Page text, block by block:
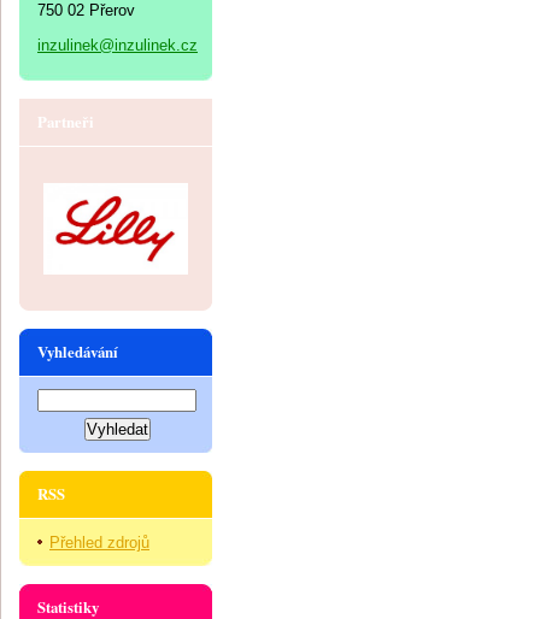
750 02 Přerov
inzulinek@inzulinek.cz
Partneři
Vyhledávání
RSS
Přehled zdrojů
Statistiky